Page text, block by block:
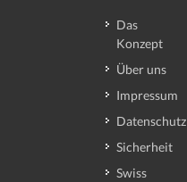
Das
Konzept
Über uns
Impressum
Datenschutz
Sicherheit
Swiss